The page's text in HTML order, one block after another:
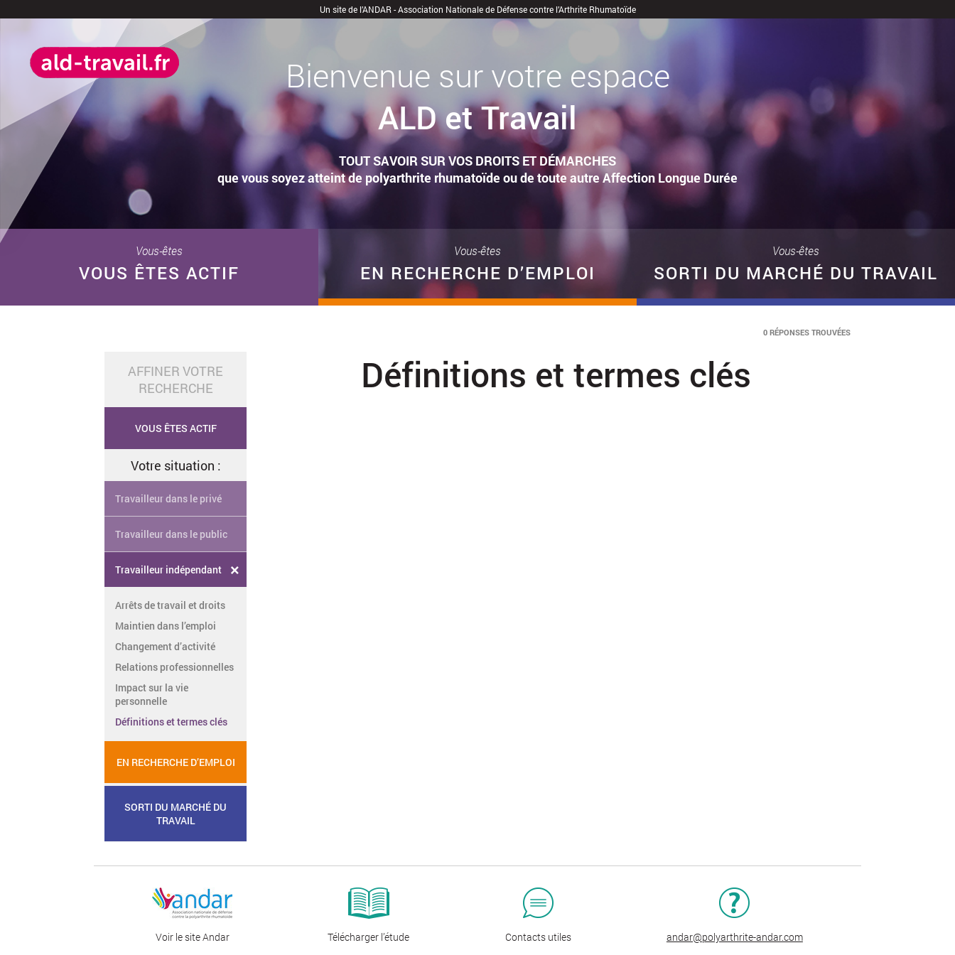
Un site de l’ANDAR - Association Nationale de Défense contre l’Arthrite Rhumatoïde
Bienvenue sur votre espace
ALD et Travail
TOUT SAVOIR SUR VOS DROITS ET DÉMARCHES
que vous soyez atteint de polyarthrite rhumatoïde ou de toute autre Affection Longue Durée
Vous-êtes
VOUS ÊTES ACTIF
Vous-êtes
EN RECHERCHE D’EMPLOI
Vous-êtes
SORTI DU MARCHÉ DU TRAVAIL
0 RÉPONSES TROUVÉES
AFFINER VOTRE
RECHERCHE
VOUS ÊTES ACTIF
Votre situation :
Travailleur dans le privé
Travailleur dans le public
Travailleur indépendant ×
Arrêts de travail et droits
Maintien dans l’emploi
Changement d’activité
Relations professionnelles
Impact sur la vie
personnelle
Définitions et termes clés
EN RECHERCHE D’EMPLOI
SORTI DU MARCHÉ DU
TRAVAIL
Définitions et termes clés
Voir le site Andar Télécharger l’étude Contacts utiles andar@polyarthrite-andar.com